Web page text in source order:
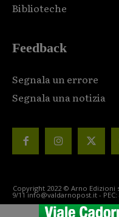
Biblioteche
Feedback
Segnala un errore
Segnala una notizia
Copyright 2022 © Arno Edizioni
9/11 info@valdarnopost.it -